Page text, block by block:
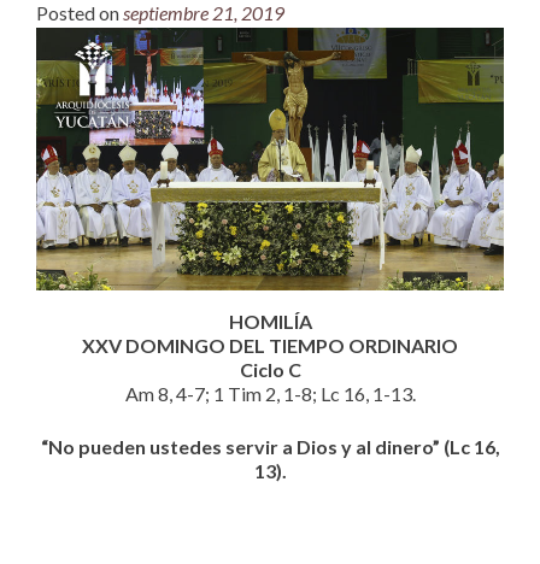
Posted onseptiembre 21, 2019
HOMILÍA
XXV DOMINGO DEL TIEMPO ORDINARIO
Ciclo C
Am 8, 4-7; 1 Tim 2, 1-8; Lc 16, 1-13.
“No pueden ustedes servir a Dios y al dinero” (Lc 16,
13).